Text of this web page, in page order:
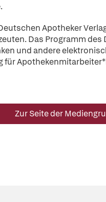
Apotheker
Das Programm
und andere
Zur Seite der